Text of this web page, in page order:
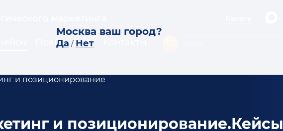
Москва ваш город?
Да / Нет
Прайс Блог
и позиционирование
и позиционирование.Кейсы